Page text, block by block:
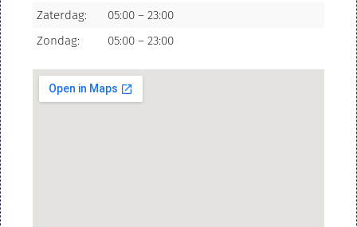
Zaterdag:
05:00 – 23:00
Zondag:
05:00 – 23:00